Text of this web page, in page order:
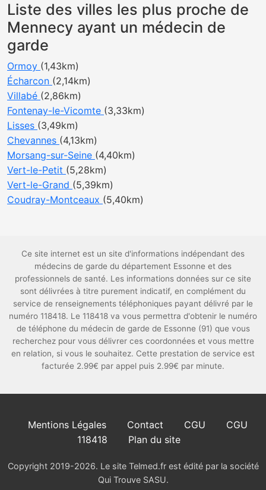
Liste des villes les plus proche de
Mennecy ayant un médecin de
garde
Ormoy (1,43km)
Écharcon (2,14km)
Villabé (2,86km)
Fontenay-le-Vicomte (3,33km)
Lisses (3,49km)
Chevannes (4,13km)
Morsang-sur-Seine (4,40km)
Vert-le-Petit (5,28km)
Vert-le-Grand (5,39km)
Coudray-Montceaux (5,40km)
Ce site internet est un site d'informations indépendant des
médecins de garde du département Essonne et des
professionnels de santé. Les informations données sur ce site
sont délivrées à titre purement indicatif, en complément du
service de renseignements téléphoniques payant délivré par le
numéro 118418. Le 118418 va vous permettra d'obtenir le numéro
de téléphone du médecin de garde de Essonne (91) que vous
recherchez pour vous délivrer ces coordonnées et vous mettre
en relation, si vous le souhaitez. Cette prestation de service est
facturée 2.99€ par appel puis 2.99€ par minute.
Mentions Légales Contact CGU
CGU
118418
Plan du site
Copyright 2019-2026. Le site Telmed.fr est édité par la société
Qui Trouve SASU.